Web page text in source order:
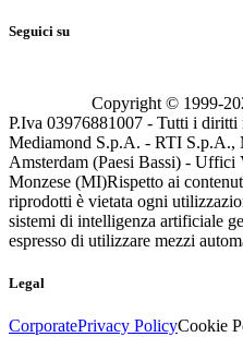
Seguici su
Copyright © 1999-
P.Iva 03976881007 - Tutti i diritti
Mediamond S.p.A. - RTI S.p.A.,
Amsterdam (Paesi Bassi) -
Monzese (MI)Rispetto ai
riprodotti è vietata ogni
sistemi di intelligenza artificiale
espresso di utilizzare mezzi
Legal
CorporatePrivacy PolicyCookie